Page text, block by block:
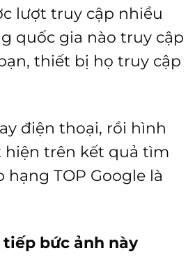
lượt truy cập nhiều
quốc gia nào truy cập
thiết bị họ truy cập
điện thoại, rồi hình
hiện trên kết quả tìm
hạng TOP Google là
bức ảnh này